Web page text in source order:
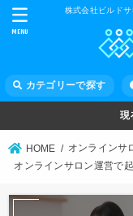
株式会社ビルド
カテゴリーで探す
MENU
HOME
オンラインサ
オンラインサロン運営で